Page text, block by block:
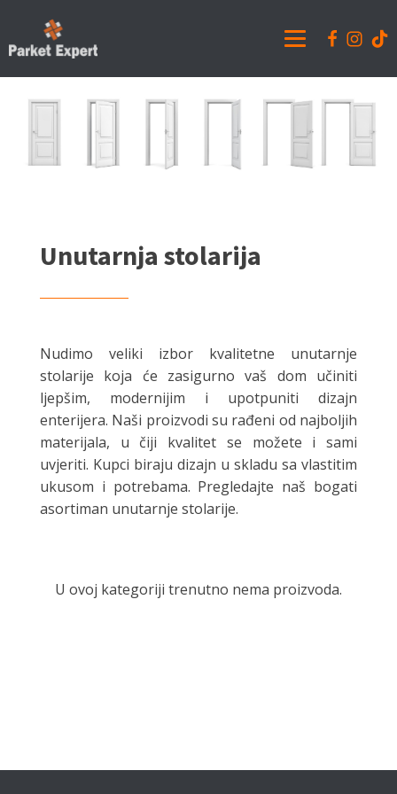
Unutarnja stolarija
Nudimo veliki izbor kvalitetne unutarnje
stolarije koja će zasigurno vaš dom učiniti
ljepšim, modernijim i upotpuniti dizajn
enterijera. Naši proizvodi su rađeni od najboljih
materijala, u čiji kvalitet se možete i sami
uvjeriti. Kupci biraju dizajn u skladu sa vlastitim
ukusom i potrebama. Pregledajte naš bogati
asortiman unutarnje stolarije.
U ovoj kategoriji trenutno nema proizvoda.